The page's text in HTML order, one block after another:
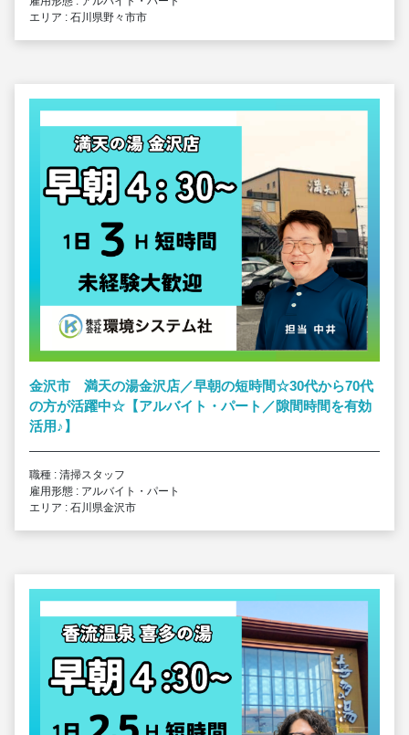
エリア : 石川県野々市市
金沢市 満天の湯金沢店／早朝の短時間☆30代から70代
の方が活躍中☆【アルバイト・パート／隙間時間を有効
活用♪ 】
職種 : 清掃スタッフ
雇用形態 : アルバイト・パート
エリア : 石川県金沢市